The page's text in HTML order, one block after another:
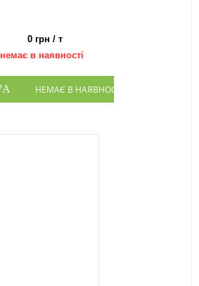
0 грн / т
немає в наявності
НЕМАЄ В НАЯВНОСТІ